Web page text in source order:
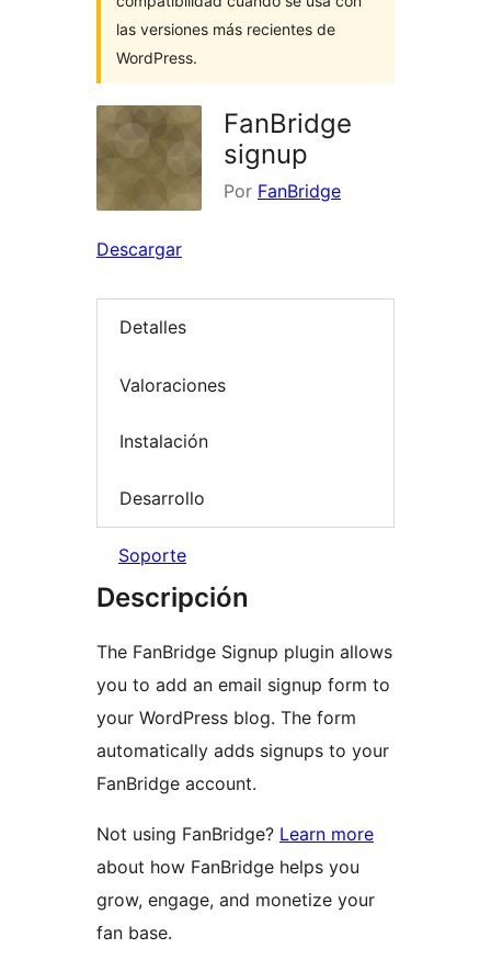
las versiones más recientes de
WordPress.
FanBridge
signup
Por FanBridge
Descargar
Detalles
Valoraciones
Instalación
Desarrollo
Soporte
Descripción
The FanBridge Signup plugin allows
you to add an email signup form to
your WordPress blog. The form
automatically adds signups to your
FanBridge account.
Not using FanBridge? Learn more
about how FanBridge helps you
grow, engage, and monetize your
fan base.